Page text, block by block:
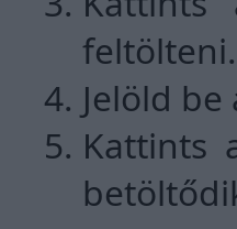
feltölteni.
Jelöld
Kattints